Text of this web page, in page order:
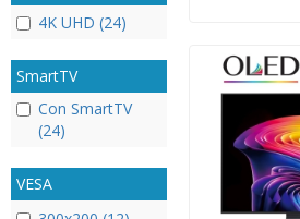
4K UHD (24)
SmartTV
Con SmartTV
(24)
VESA